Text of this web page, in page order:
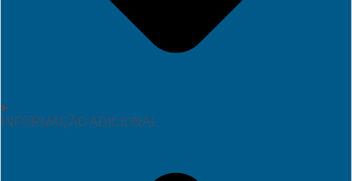
INFORMAÇÃO ADICIONAL